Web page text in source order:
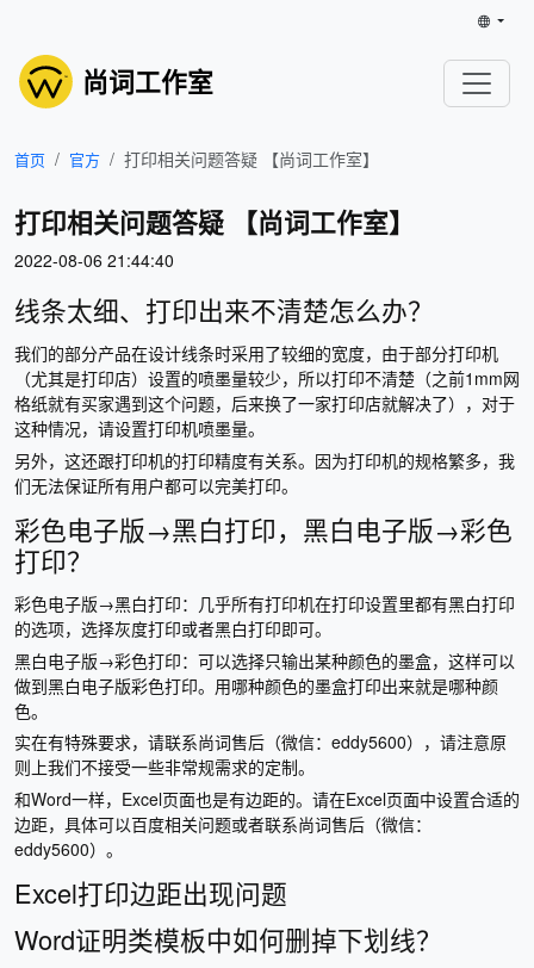
尚词工作室
首页 官方 打印相关问题答疑 【尚词工作室】
打印相关问题答疑 【尚词工作室】
2022-08-06 21:44:40
线条太细、打印出来不清楚怎么办？
我们的部分产品在设计线条时采用了较细的宽度，由于部分打印机
（尤其是打印店）设置的喷墨量较少，所以打印不清楚（之前1mm网
格纸就有买家遇到这个问题，后来换了一家打印店就解决了），对于
这种情况，请设置打印机喷墨量。
另外，这还跟打印机的打印精度有关系。因为打印机的规格繁多，我
们无法保证所有用户都可以完美打印。
彩色电子版→黑白打印，黑白电子版→彩色
打印？
彩色电子版→黑白打印：几乎所有打印机在打印设置里都有黑白打印
的选项，选择灰度打印或者黑白打印即可。
黑白电子版→彩色打印：可以选择只输出某种颜色的墨盒，这样可以
做到黑白电子版彩色打印。用哪种颜色的墨盒打印出来就是哪种颜
色。
实在有特殊要求，请联系尚词售后（微信：eddy5600），请注意原
则上我们不接受一些非常规需求的定制。
和Word一样，Excel页面也是有边距的。请在Excel页面中设置合适的
边距，具体可以百度相关问题或者联系尚词售后（微信：
eddy5600）。
Excel打印边距出现问题
Word证明类模板中如何删掉下划线？